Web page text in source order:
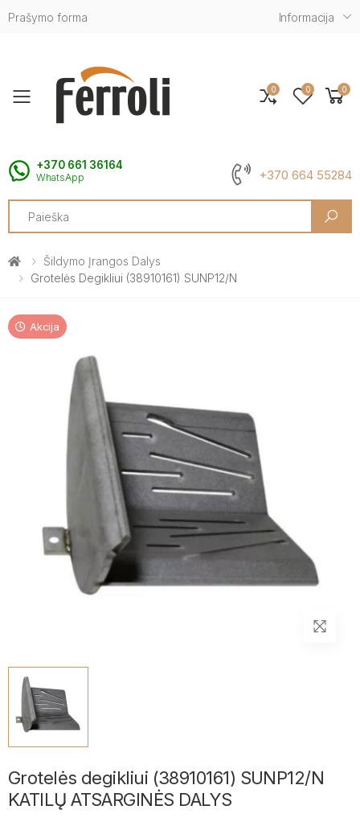
Prašymo forma Informacija
Toggle mobile menu
+370 661 36164
WhatsApp +370 664 55284
Search
0 0 0
Šildymo Įrangos Dalys
Grotelės Degikliui (38910161) SUNP12/N
Akcija
Grotelės degikliui (38910161) SUNP12/N
KATILŲ ATSARGINĖS DALYS